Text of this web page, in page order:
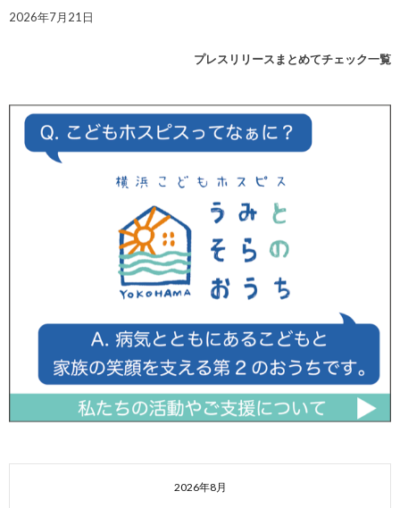
2026年7月21日
プレスリリースまとめてチェック一覧
2026年8月